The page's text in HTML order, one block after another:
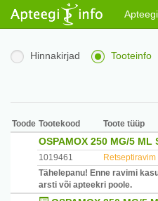
Hinnakirjad Tooteinfo
Toode Tootekood Toote tüüp
OSPAMOX 250 MG/5 ML
1019461 Retseptiravim
Tähelepanu! Enne ravimi
arsti või apteekri poole.